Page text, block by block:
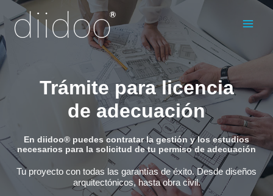
al
contenido
Main
Trámite para licencia
de adecuación
En diidoo® puedes contratar la gestión y los estudios
necesarios para la solicitud de tu permiso de adecuación
Tu proyecto con todas las garantías de éxito. Desde diseños
arquitectónicos, hasta obra civil.